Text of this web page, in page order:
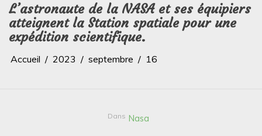
L’astronaute de la NASA et ses équipiers
atteignent la Station spatiale pour une
expédition scientifique.
Accueil 2023 septembre 16
Dans Nasa